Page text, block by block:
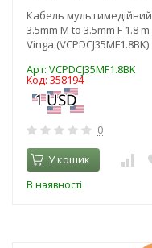
Кабель мультимедійний
3.5mm M to 3.5mm F 1.8 m
Vinga (VCPDCJ35MF1.8BK)
Арт: VCPDCJ35MF1.8BK
Код: 358194
0
У кошик
В наявності